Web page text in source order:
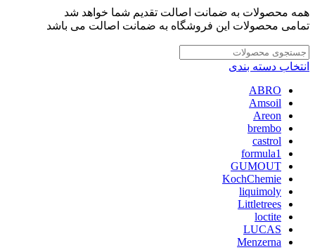
همه محصولات به ضمانت اصالت تقدیم شما خواهد شد
تمامی محصولات این فروشگاه به ضمانت اصالت می باشد
انتخاب دسته بندی
ABRO
Amsoil
Areon
brembo
castrol
formula1
GUMOUT
KochChemie
liquimoly
Littletrees
loctite
LUCAS
Menzerna